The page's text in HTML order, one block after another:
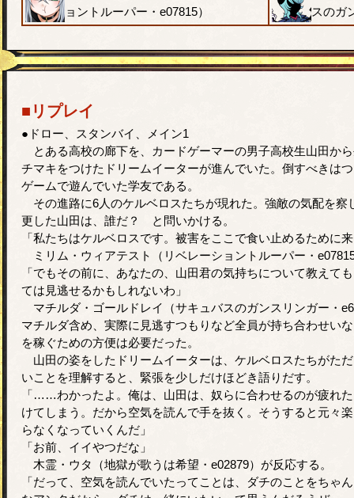
ョントルーパー・e07815）
スのガ
■リプレイ
●ドロー、スタンバイ、メイン1
とある高校の廊下を、カードゲーマーの男子高校生山田か
チマキをつけたドリームイーターが進んでいた。倒すべきは
ゲームで遊んでいた学友である。
その進路に6人のケルベロスたちが現れた。強敵の気配を察
更した山田は、誰だ？ と問いかける。
「私たちはケルベロスです。被害をここで食い止めるために
ミリム・ウィアテスト（リベレーショントルーパー・
「でもその前に、あなたの、山田君の気持ちについて教えて
ては見逃せるかもしれないわ」
マチルダ・ゴールドレイ（サキュバスのガンスリンガー・
マチルダ含め、実際に見逃すつもりなど全員が持ち合わせい
を稼ぐための方便は必要だった。
山田の姿をしたドリームイーターは、ケルベロスたちがた
いことを理解すると、緊張を少しだけほどき語りだす。
「……わかったよ。俺は、山田は、奴らに合わせるのが疲れ
けてしまう。だから空気を読んで手を抜く。そうすると元々
らなくなっていくんだ」
「お前、イイやつだな」
木霊・ウタ（地獄が歌うは希望・e02879）が反応する。
「だって、空気を読んでいたってことは、ダチのことをちゃ